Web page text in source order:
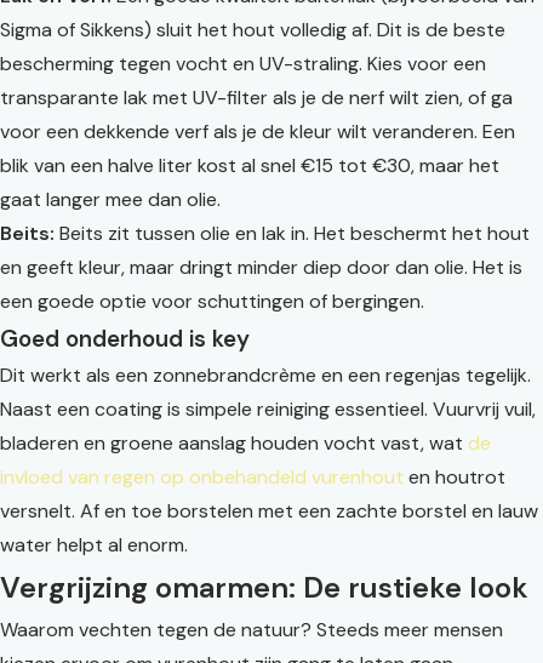
Sigma of Sikkens) sluit het hout volledig af. Dit is de beste
bescherming tegen vocht en UV-straling. Kies voor een
transparante lak met UV-filter als je de nerf wilt zien, of ga
voor een dekkende verf als je de kleur wilt veranderen. Een
blik van een halve liter kost al snel €15 tot €30, maar het
gaat langer mee dan olie.
Beits: Beits zit tussen olie en lak in. Het beschermt het hout
en geeft kleur, maar dringt minder diep door dan olie. Het is
een goede optie voor schuttingen of bergingen.
Goed onderhoud is key
Dit werkt als een zonnebrandcrème en een regenjas tegelijk.
Naast een coating is simpele reiniging essentieel. Vuurvrij vuil,
bladeren en groene aanslag houden vocht vast, wat de
invloed van regen op onbehandeld vurenhout en houtrot
versnelt. Af en toe borstelen met een zachte borstel en lauw
water helpt al enorm.
Vergrijzing omarmen: De rustieke look
Waarom vechten tegen de natuur? Steeds meer mensen